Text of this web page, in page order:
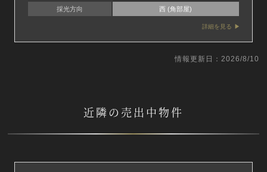
採光方向 西 (角部屋)
詳細を見る
情報更新日：2026/8/10
近隣の売出中物件